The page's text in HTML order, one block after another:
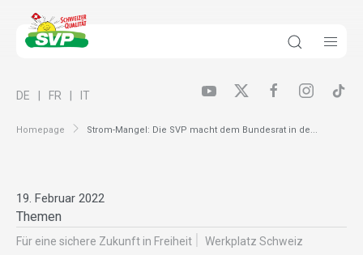
Homepage Strom-Mangel: Die SVP macht dem Bundesrat in de...
DE FR IT
19. Februar 2022
Themen
Für eine sichere Zukunft in Freiheit Werkplatz Schweiz